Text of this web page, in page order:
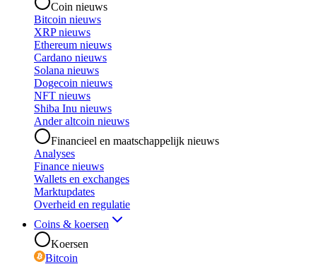
Coin nieuws
Bitcoin nieuws
XRP nieuws
Ethereum nieuws
Cardano nieuws
Solana nieuws
Dogecoin nieuws
NFT nieuws
Shiba Inu nieuws
Ander altcoin nieuws
Financieel en maatschappelijk nieuws
Analyses
Finance nieuws
Wallets en exchanges
Marktupdates
Overheid en regulatie
Coins & koersen
Koersen
Bitcoin